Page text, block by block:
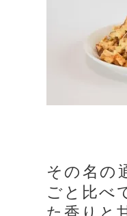
その名の
ごと比べ